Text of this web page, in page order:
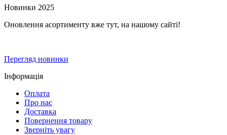
Новинки 2025
Оновлення асортименту вже тут, на нашому сайті!
Перегляд новинки
Інформація
Оплата
Про нас
Доставка
Повернення товару
Зверніть увагу